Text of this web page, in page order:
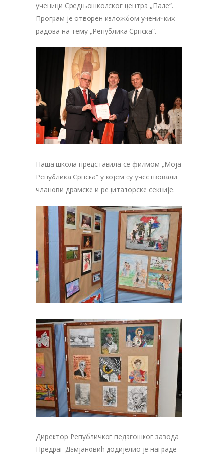
ученици Средњошколског центра „Пале“.
Програм је отворен изложбом ученичких
радова на тему „Република Српска“.
Наша школа представила се филмом „Моја
Република Српска“ у којем су учествовали
чланови драмске и рецитаторске секције.
Директор Републичког педагошког завода
Предраг Дамјановић додијелио је награде